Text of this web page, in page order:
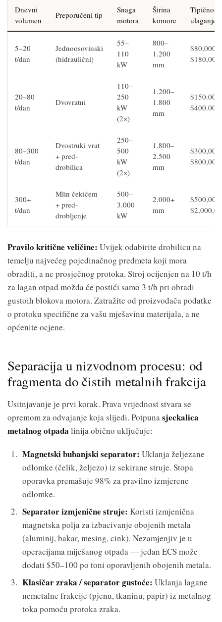
Dnevni
volumen
Preporučeni tip
Snaga
motora
Širina
komore
Tipično
ulaganje
5–20
t/dan
Jednoosovinski
(hidraulični)
55–
110
kW
800–
1.200
mm
$80,000–
$180,000
20–80
t/dan
Dvovratni
110–
250
kW
(2×)
1.200–
1.800
mm
$400.000
80–300
t/dan
Dvostruki vrat
+ pred-
drobilica
250–
500
kW
(2×)
1.800–
2.500
mm
$800,000
300+
t/dan
Mlin čekićem
+ pred-
drobljenje
500–
3.000
kW
2.000+
mm
Pravilo kritične veličine: Uvijek odabirite drobilicu na
temelju najvećeg pojedinačnog predmeta koji mora
obraditi, a ne prosječnog protoka. Stroj ocijenjen na 10 t/h
za lagan otpad možda će postići samo 3 t/h pri obradi
gustoih blokova motora. Zatražite od proizvođača podatke
o protoku specifične za vašu mješavinu materijala, a ne
općenite ocjene.
Separacija u nizvodnom procesu: od
fragmenta do čistih metalnih frakcija
Usitnjavanje je prvi korak. Prava vrijednost stvara se
opremom za odvajanje koja slijedi. Potpunasjeckalica
metalnog otpada linija obično uključuje:
Magnetski bubanjski separator: Uklanja željezane
odlomke (čelik, željezo) iz sekirane struje. Stopa
oporavka premašuje 98% za pravilno izmjerene
odlomke.
Separator izmjenične struje: Koristi izmjenična
magnetska polja za izbacivanje obojenih metala
(aluminij, bakar, mesing, cink). Nezamjenjiv je u
operacijama miješanog otpada — jedan ECS može
dodati $50–100 po toni oporavljenih obojenih metala.
Klasičar zraka / separator gustoće: Uklanja lagane
nemetalne frakcije (pjenu, tkaninu, papir) iz metalnog
toka pomoću protoka zraka.